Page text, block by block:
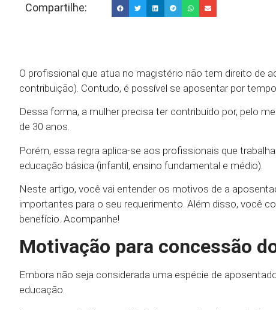
Compartilhe:
O profissional que atua no magistério não tem direito de
contribuição). Contudo, é possível se aposentar por
Dessa forma, a mulher precisa ter contribuído por, pelo
de 30 anos.
Porém, essa regra aplica-se aos profissionais que
educação básica (infantil, ensino fundamental e médio).
Neste artigo, você vai entender os motivos de a
importantes para o seu requerimento. Além disso, você
benefício. Acompanhe!
Motivação para concessão
Embora não seja considerada uma espécie de
educação.